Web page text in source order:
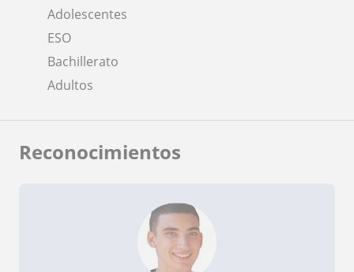
Adolescentes
ESO
Bachillerato
Adultos
Reconocimientos